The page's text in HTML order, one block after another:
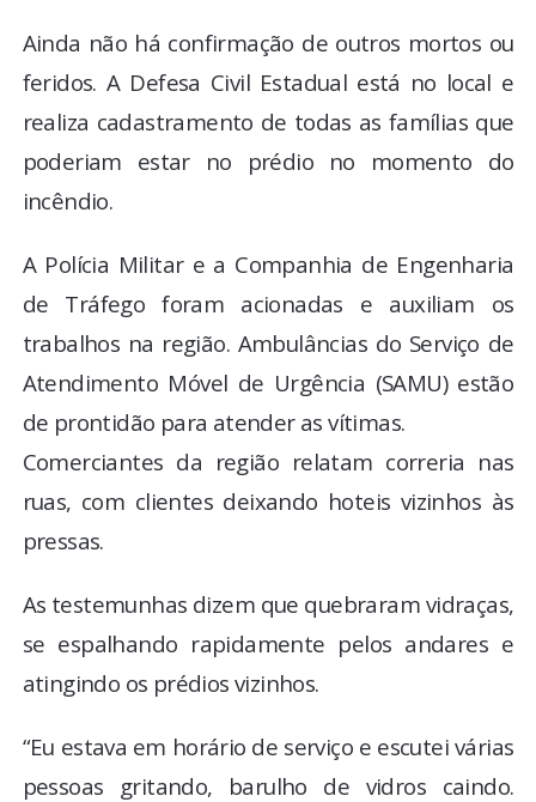
Ainda não há confirmação de outros mortos ou
feridos. A Defesa Civil Estadual está no local e
realiza cadastramento de todas as famílias que
poderiam estar no prédio no momento do
incêndio.
A Polícia Militar e a Companhia de Engenharia
de Tráfego foram acionadas e auxiliam os
trabalhos na região. Ambulâncias do Serviço de
Atendimento Móvel de Urgência (SAMU) estão
de prontidão para atender as vítimas.
Comerciantes da região relatam correria nas
ruas, com clientes deixando hoteis vizinhos às
pressas.
As testemunhas dizem que quebraram vidraças,
se espalhando rapidamente pelos andares e
atingindo os prédios vizinhos.
“Eu estava em horário de serviço e escutei várias
pessoas gritando, barulho de vidros caindo.